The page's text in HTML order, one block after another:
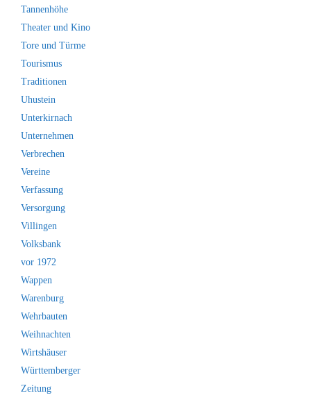
Tannenhöhe
Theater und Kino
Tore und Türme
Tourismus
Traditionen
Uhustein
Unterkirnach
Unternehmen
Verbrechen
Vereine
Verfassung
Versorgung
Villingen
Volksbank
vor 1972
Wappen
Warenburg
Wehrbauten
Weihnachten
Wirtshäuser
Württemberger
Zeitung